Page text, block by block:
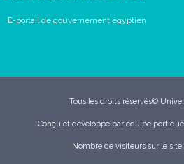
E-portail de gouvernement égyptien
Tous les droits réservés©
Conçu et développé par équipe
Nombre de visiteurs sur le site